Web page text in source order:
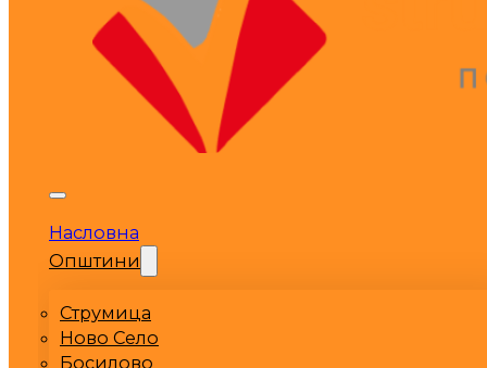
Насловна
Општини
Струмица
Ново Село
Босилово